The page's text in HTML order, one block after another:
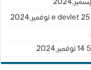
25 نوفمبر,2024
14 نوفمبر,2024